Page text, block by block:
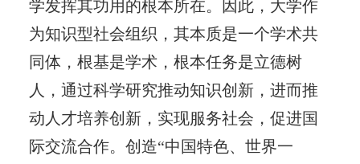
学发挥其功用的根本所在。因此，大学作
为知识型社会组织，其本质是一个学术共
同体，根基是学术，根本任务是立德树
人，通过科学研究推动知识创新，进而推
动人才培养创新，实现服务社会，促进国
际交流合作。创造“中国特色、世界一